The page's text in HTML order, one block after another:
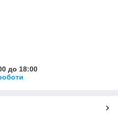
до 18:00